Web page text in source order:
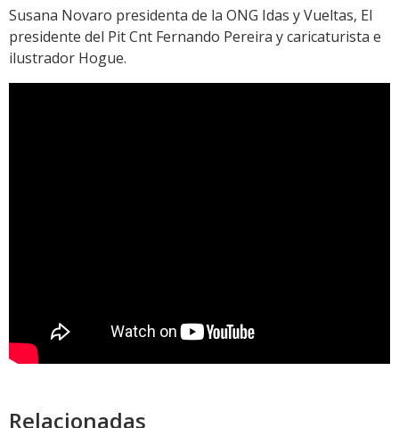
Susana Novaro presidenta de la ONG Idas y Vueltas, El
presidente del Pit Cnt Fernando Pereira y caricaturista e
ilustrador Hogue.
Relacionadas